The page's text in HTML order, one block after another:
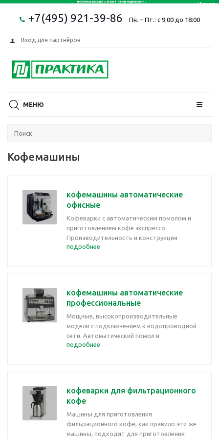
+7(495) 921-39-86 Пн. – Пт.: с 9:00 до 18:00
Вход для партнёров
МЕНЮ
Кофемашины
кофемашины автоматические
офисные
Кофеварки с автоматическим помолом и
приготовлением кофе экспрессо.
Производительность и конструкция
рассчитаны на не интенсивную
подробнее
кофемашины автоматические
профессиональные
Мощные, высокопроизводительные
модели с подключением к водопроводной
сети. Автоматический помол и
приготовление кофе, развитые
подробнее
кофеварки для фильтрационного
кофе
Машины для приготовления
фильрационного кофе, как правило эти же
машины, подходят для приготовления